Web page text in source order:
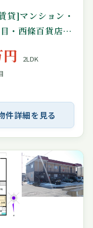
貸]マンション・
・西條百貨店裏
2LDK
件詳細を見る